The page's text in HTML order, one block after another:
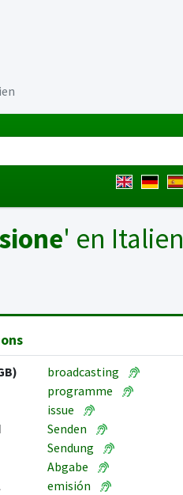
' en Italien
broadcasting
programme
issue
Senden
Sendung
Abgabe
emisión